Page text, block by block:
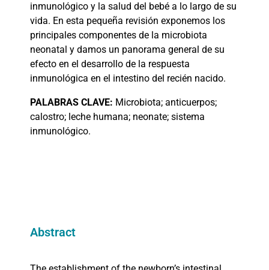
inmunológico y la salud del bebé a lo largo de su
vida. En esta pequeña revisión exponemos los
principales componentes de la microbiota
neonatal y damos un panorama general de su
efecto en el desarrollo de la respuesta
inmunológica en el intestino del recién nacido.
PALABRAS CLAVE: Microbiota; anticuerpos;
calostro; leche humana; neonate; sistema
inmunológico.
Abstract